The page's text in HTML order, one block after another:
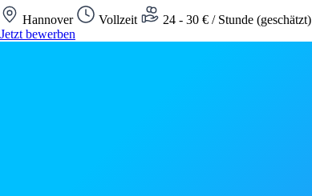
Hannover Vollzeit 24 - 30 € / Stunde (geschätzt)
Jetzt bewerben